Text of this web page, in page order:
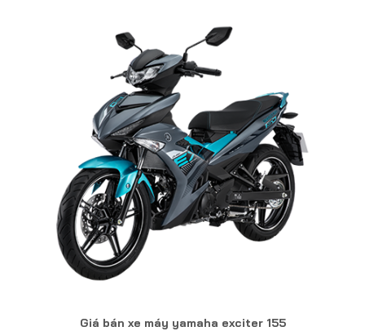
Giá bán xe máy yamaha exciter 155